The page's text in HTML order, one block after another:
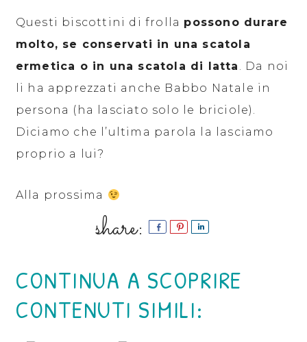
Questi biscottini di frolla possono durare
molto, se conservati in una scatola
ermetica o in una scatola di latta . Da noi
li ha apprezzati anche Babbo Natale in
persona (ha lasciato solo le briciole).
Diciamo che l’ultima parola la lasciamo
proprio a lui?
Alla prossima
Share Pin
CONTINUA A SCOPRIRE
CONTENUTI SIMILI: